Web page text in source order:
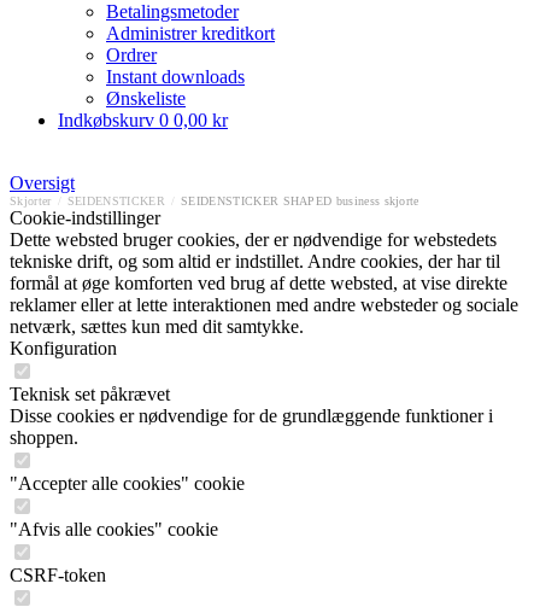
Betalingsmetoder
Administrer kreditkort
Ordrer
Instant downloads
Ønskeliste
Indkøbskurv 0 0,00 kr
Oversigt
Skjorter SEIDENSTICKER SEIDENSTICKER SHAPED business skjorte
Cookie-indstillinger
Dette websted bruger cookies, der er nødvendige for webstedets
tekniske drift, og som altid er indstillet. Andre cookies, der har til
formål at øge komforten ved brug af dette websted, at vise direkte
reklamer eller at lette interaktionen med andre websteder og sociale
netværk, sættes kun med dit samtykke.
Konfiguration
Teknisk set påkrævet
Disse cookies er nødvendige for de grundlæggende funktioner i
shoppen.
"Accepter alle cookies" cookie
"Afvis alle cookies" cookie
CSRF-token